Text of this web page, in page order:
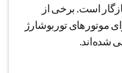
است. برخی از
موتورهای توربوشارژ
شده‌اند.